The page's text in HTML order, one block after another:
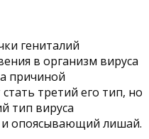
гениталий
в организм вируса
причиной
третий его тип, но
тип вируса
и опоясывающий лишай.